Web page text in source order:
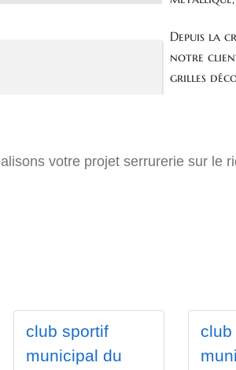
votre projet serrurerie sur le
club sportif
municipal du